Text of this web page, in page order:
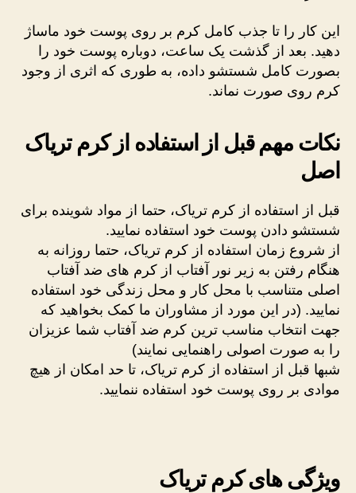
این کار را تا جذب کامل کرم بر روی پوست خود ماساژ
دهید. بعد از گذشت یک ساعت، دوباره پوست خود را
بصورت کامل شستشو داده، به طوری که اثری از وجود
کرم روی صورت نماند.
نکات مهم قبل از استفاده از کرم تریاک
اصل
قبل از استفاده از کرم تریاک، حتما از مواد شوینده برای
شستشو دادن پوست خود استفاده نمایید.
از شروع زمان استفاده از کرم تریاک، حتما روزانه به
هنگام رفتن به زیر نور آفتاب از کرم های ضد آفتاب
اصلی متناسب با محل کار و محل زندگی خود استفاده
نمایید. (در این مورد از مشاوران ما کمک بخواهید که
جهت انتخاب مناسب ترین کرم ضد آفتاب شما عزیزان
را به صورت اصولی راهنمایی نمایند)
شبها قبل از استفاده از کرم تریاک، تا حد امکان از هیچ
موادی بر روی پوست خود استفاده ننمایید.
ویژگی های کرم تریاک